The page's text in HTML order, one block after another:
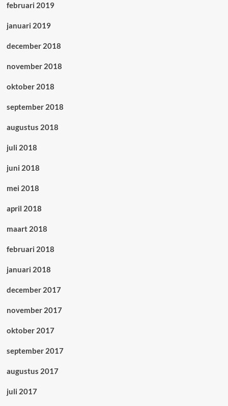
februari 2019
januari 2019
december 2018
november 2018
oktober 2018
september 2018
augustus 2018
juli 2018
juni 2018
mei 2018
april 2018
maart 2018
februari 2018
januari 2018
december 2017
november 2017
oktober 2017
september 2017
augustus 2017
juli 2017